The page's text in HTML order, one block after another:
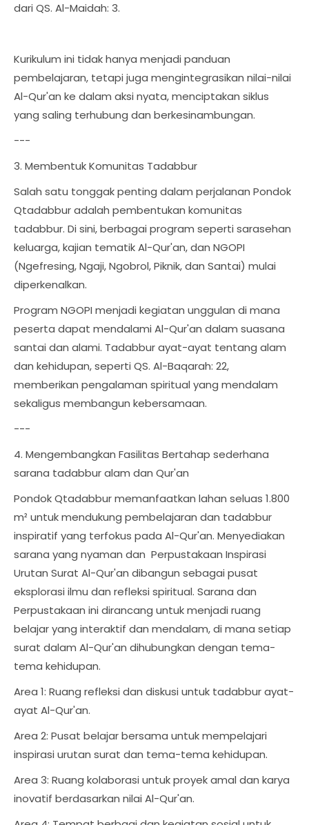
dari QS. Al-Maidah: 3.
Kurikulum ini tidak hanya menjadi panduan
pembelajaran, tetapi juga mengintegrasikan nilai-nilai
Al-Qur'an ke dalam aksi nyata, menciptakan siklus
yang saling terhubung dan berkesinambungan.
---
3. Membentuk Komunitas Tadabbur
Salah satu tonggak penting dalam perjalanan Pondok
Qtadabbur adalah pembentukan komunitas
tadabbur. Di sini, berbagai program seperti sarasehan
keluarga, kajian tematik Al-Qur'an, dan NGOPI
(Ngefresing, Ngaji, Ngobrol, Piknik, dan Santai) mulai
diperkenalkan.
Program NGOPI menjadi kegiatan unggulan di mana
peserta dapat mendalami Al-Qur'an dalam suasana
santai dan alami. Tadabbur ayat-ayat tentang alam
dan kehidupan, seperti QS. Al-Baqarah: 22,
memberikan pengalaman spiritual yang mendalam
sekaligus membangun kebersamaan.
---
4. Mengembangkan Fasilitas Bertahap sederhana
sarana tadabbur alam dan Qur'an
Pondok Qtadabbur memanfaatkan lahan seluas 1.800
m² untuk mendukung pembelajaran dan tadabbur
inspiratif yang terfokus pada Al-Qur'an. Menyediakan
sarana yang nyaman dan Perpustakaan Inspirasi
Urutan Surat Al-Qur'an dibangun sebagai pusat
eksplorasi ilmu dan refleksi spiritual. Sarana dan
Perpustakaan ini dirancang untuk menjadi ruang
belajar yang interaktif dan mendalam, di mana setiap
surat dalam Al-Qur'an dihubungkan dengan tema-
tema kehidupan.
Area 1: Ruang refleksi dan diskusi untuk tadabbur ayat-
ayat Al-Qur'an.
Area 2: Pusat belajar bersama untuk mempelajari
inspirasi urutan surat dan tema-tema kehidupan.
Area 3: Ruang kolaborasi untuk proyek amal dan karya
inovatif berdasarkan nilai Al-Qur'an.